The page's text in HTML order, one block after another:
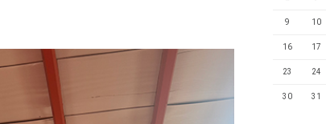
9 10
16 17
23 24
30 31